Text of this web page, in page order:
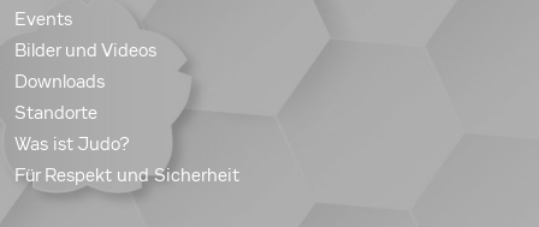
Events
Bilder und Videos
Downloads
Standorte
Was ist Judo?
Für Respekt und Sicherheit